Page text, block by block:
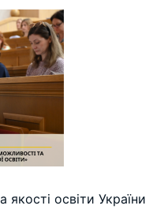
освіти України